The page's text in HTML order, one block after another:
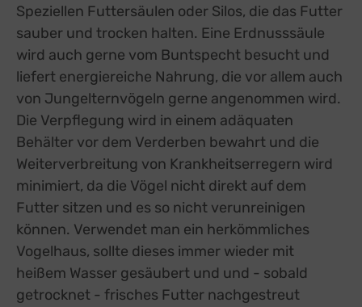
Speziellen Futtersäulen oder Silos, die das Futter
sauber und trocken halten. Eine Erdnusssäule
wird auch gerne vom Buntspecht besucht und
liefert energiereiche Nahrung, die vor allem auch
von Jungelternvögeln gerne angenommen wird.
Die Verpflegung wird in einem adäquaten
Behälter vor dem Verderben bewahrt und die
Weiterverbreitung von Krankheitserregern wird
minimiert, da die Vögel nicht direkt auf dem
Futter sitzen und es so nicht verunreinigen
können. Verwendet man ein herkömmliches
Vogelhaus, sollte dieses immer wieder mit
heißem Wasser gesäubert und und - sobald
getrocknet - frisches Futter nachgestreut